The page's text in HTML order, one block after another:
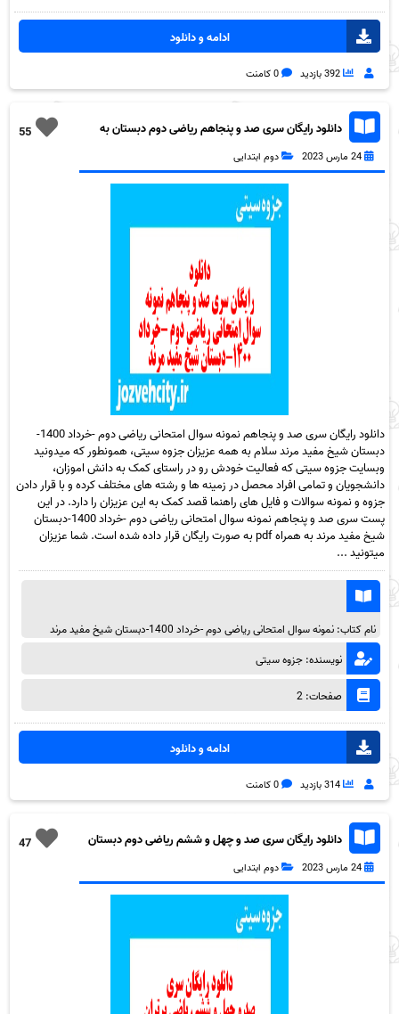
ادامه و دانلود
392 بازدید 0 کامنت
55
دانلود رایگان سری صد و پنجاهم ریاضی دوم دبستان به
24 مارس 2023 دوم ابتدایی
دانلود رایگان سری صد و پنجاهم نمونه سوال امتحانی ریاضی دوم -خرداد 1400-
دبستان شیخ مفید مرند سلام به همه عزیزان جزوه سیتی، همونطور که میدونید
وبسایت جزوه سیتی که فعالیت خودش رو در راستای کمک به دانش اموزان،
دانشجویان و تمامی افراد محصل در زمینه ها و رشته های مختلف کرده و با قرار دادن
جزوه و نمونه سوالات و فایل های راهنما قصد کمک به این عزیزان را دارد. در این
پست سری صد و پنجاهم نمونه سوال امتحانی ریاضی دوم -خرداد 1400-دبستان
شیخ مفید مرند به همراه pdf به صورت رایگان قرار داده شده است. شما عزیزان
میتونید ...
نام کتاب: نمونه سوال امتحانی ریاضی دوم -خرداد 1400-دبستان شیخ مفید مرند
نویسنده: جزوه سیتی
صفحات: 2
ادامه و دانلود
314 بازدید 0 کامنت
47
دانلود رایگان سری صد و چهل و ششم ریاضی دوم دبستان
24 مارس 2023 دوم ابتدایی